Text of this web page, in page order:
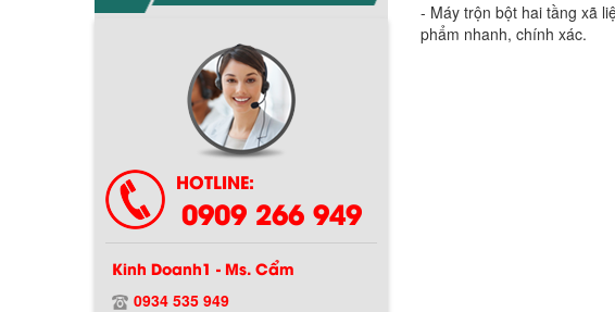
HOTLINE:
0909 266 949
Kinh Doanh1 - Ms. Cẩm
0934 535 949
Chính sách bảo hành
- Máy trộn bột hai tầng xã
phẩm nhanh, chính xác.